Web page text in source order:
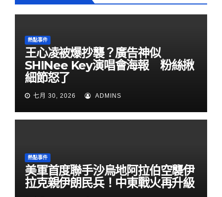
熱點事件
王心凌被爆抄襲？廣告神似
SHINee Key演唱會海報 粉絲揪
細節怒了
七月 30, 2026 ADMINS
熱點事件
美軍首度聯手沙烏地阿拉伯空襲伊
拉克親伊朗民兵！中東戰火再升級